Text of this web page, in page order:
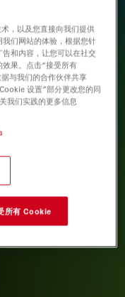
，以及您直接向我们提供
们网站的体验，根据您针
和内容，让您可以在社交
果。点击“接受所有
与我们的合作伙伴共享
设置”部分更改您的同
我们实践的更多信息
所有 Cookie